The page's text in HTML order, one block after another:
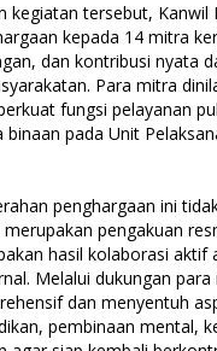
kegiatan tersebut,
kepada 14 mitra
dan kontribusi nyata
Para mitra
fungsi pelayanan
binaan pada Unit
penghargaan ini
pengakuan
hasil kolaborasi aktif
Melalui dukungan
dan menyentuh
pembinaan mental,